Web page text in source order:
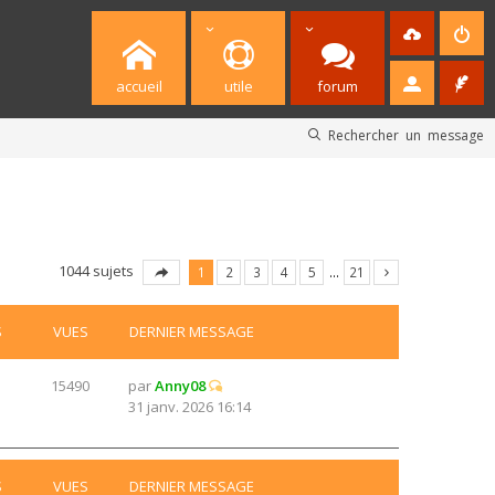
accueil utile forum
Rechercher un message
1044 sujets 1 2 3 4 5 … 21
VUES DERNIER MESSAGE
15490 parAnny08
31 janv. 2026 16:14
VUES DERNIER MESSAGE